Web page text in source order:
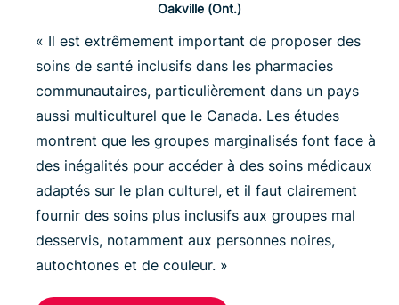
Oakville (Ont.)
« Il est extrêmement important de proposer des
soins de santé inclusifs dans les pharmacies
communautaires, particulièrement dans un pays
aussi multiculturel que le Canada. Les études
montrent que les groupes marginalisés font face à
des inégalités pour accéder à des soins médicaux
adaptés sur le plan culturel, et il faut clairement
fournir des soins plus inclusifs aux groupes mal
desservis, notamment aux personnes noires,
autochtones et de couleur. »